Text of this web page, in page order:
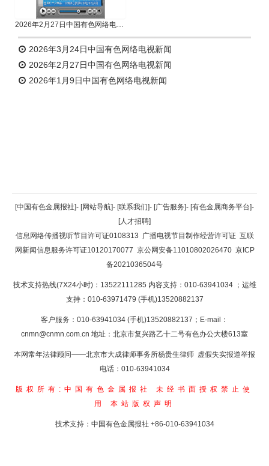
2026年2月27日中国有色网络电视新闻
2026年3月24日中国有色网络电视新闻
2026年2月27日中国有色网络电视新闻
2026年1月9日中国有色网络电视新闻
返回顶部
返回首页
[中国有色金属报社]- [网站导航]- [联系我们]- [广告服务]- [有色金属商务平台]-
[人才招聘]
信息网络传播视听节目许可证0108313 广播电视节目制作经营许可证 互联
网新闻信息服务许可证10120170077 京公网安备11010802026470 京ICP
备2021036504号
技术支持热线(7X24小时)：13522111285 内容支持：010-63941034 ；运维
支持：010-63971479 (手机)13520882137
客户服务：010-63941034 (手机)13520882137；E-mail：
cnmn@cnmn.com.cn 地址：北京市复兴路乙十二号有色办公大楼613室
本网常年法律顾问——北京市大成律师事务所杨贵生律师 虚假失实报道举报
电话：010-63941034
版权所有:中国有色金属报社
未经书面授权禁止使
用 本站版权声明
技术支持：中国有色金属报社 +86-010-63941034